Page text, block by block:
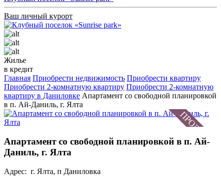
Ваш личный курорт
Жилье
в кредит
Главная Приобрести недвижимость Приобрести квартиру
Приобрести 2-комнатную квартиру Приобрести 2-комнатную
квартиру в Даниловке Апартамент со свободной планировкой
в п. Ай-Даниль, г. Ялта
Апартамент со свободной планировкой в п. Ай-
Даниль, г. Ялта
Адрес: г. Ялта, п Даниловка